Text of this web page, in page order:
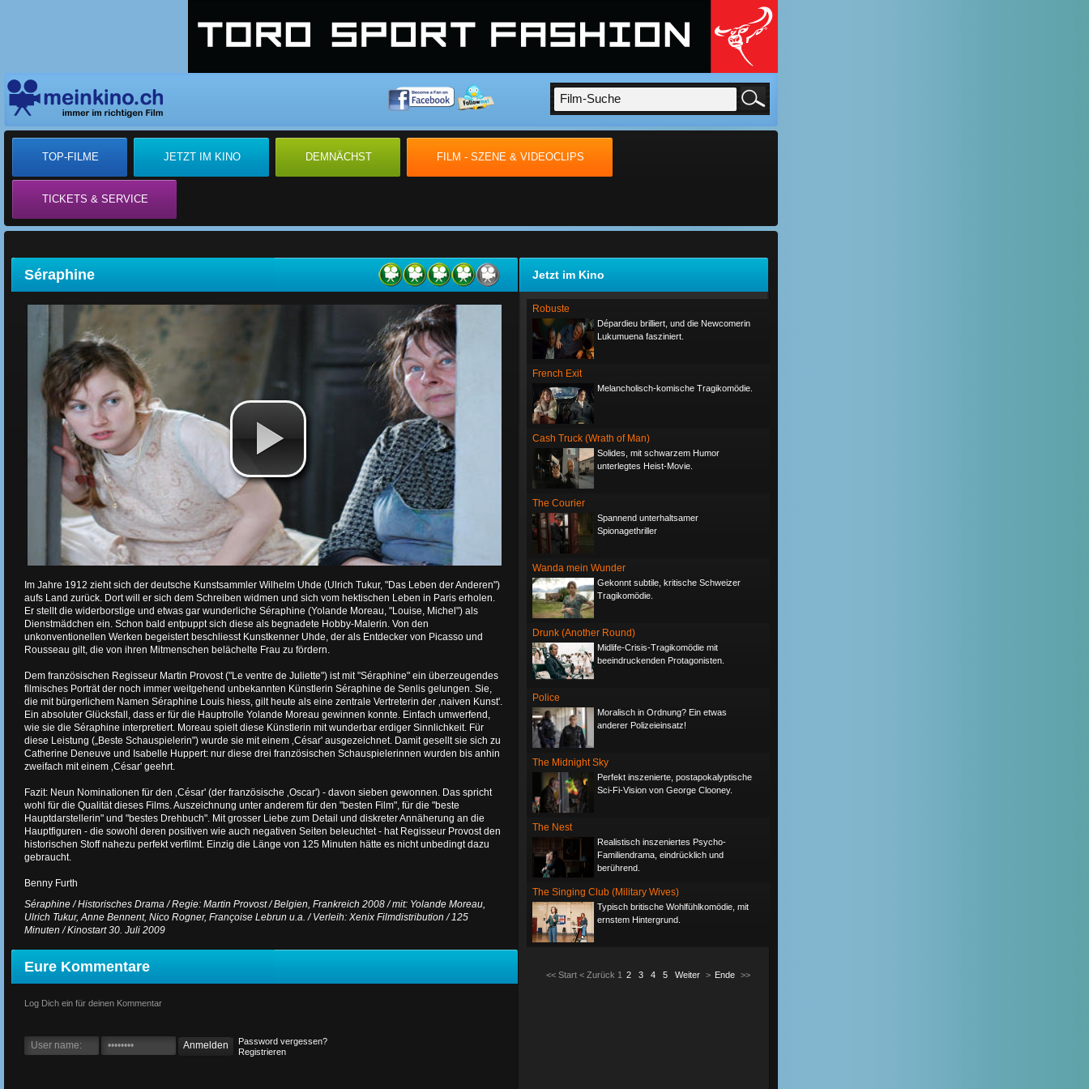
TOP-FILME JETZT IM KINO DEMNÄCHST FILM - SZENE & VIDEOCLIPS
TICKETS & SERVICE
Jetzt im Kino
Robuste
Dépardieu brilliert, und die Newcomerin
Lukumuena fasziniert.
French Exit
Melancholisch-komische Tragikomödie.
Cash Truck (Wrath of Man)
Solides, mit schwarzem Humor
unterlegtes Heist-Movie.
The Courier
Spannend unterhaltsamer
Spionagethriller
Wanda mein Wunder
Gekonnt subtile, kritische Schweizer
Tragikomödie.
Drunk (Another Round)
Midlife-Crisis-Tragikomödie mit
beeindruckenden Protagonisten.
Police
Moralisch in Ordnung? Ein etwas
anderer Polizeieinsatz!
The Midnight Sky
Perfekt inszenierte, postapokalyptische
Sci-Fi-Vision von George Clooney.
The Nest
Realistisch inszeniertes Psycho-
Familiendrama, eindrücklich und
berührend.
The Singing Club (Military Wives)
Typisch britische Wohlfühlkomödie, mit
ernstem Hintergrund.
<< Start < Zurück 1 2 3 4 5 Weiter > Ende >>
Séraphine
Im Jahre 1912 zieht sich der deutsche Kunstsammler Wilhelm Uhde (Ulrich Tukur, "Das Leben der Anderen")
aufs Land zurück. Dort will er sich dem Schreiben widmen und sich vom hektischen Leben in Paris erholen.
Er stellt die widerborstige und etwas gar wunderliche Séraphine (Yolande Moreau, "Louise, Michel") als
Dienstmädchen ein. Schon bald entpuppt sich diese als begnadete Hobby-Malerin. Von den
unkonventionellen Werken begeistert beschliesst Kunstkenner Uhde, der als Entdecker von Picasso und
Rousseau gilt, die von ihren Mitmenschen belächelte Frau zu fördern.
Dem französischen Regisseur Martin Provost ("Le ventre de Juliette") ist mit "Séraphine" ein überzeugendes
filmisches Porträt der noch immer weitgehend unbekannten Künstlerin Séraphine de Senlis gelungen. Sie,
die mit bürgerlichem Namen Séraphine Louis hiess, gilt heute als eine zentrale Vertreterin der ‚naiven Kunst'.
Ein absoluter Glücksfall, dass er für die Hauptrolle Yolande Moreau gewinnen konnte. Einfach umwerfend,
wie sie die Séraphine interpretiert. Moreau spielt diese Künstlerin mit wunderbar erdiger Sinnlichkeit. Für
diese Leistung („Beste Schauspielerin") wurde sie mit einem ‚César' ausgezeichnet. Damit gesellt sie sich zu
Catherine Deneuve und Isabelle Huppert: nur diese drei französischen Schauspielerinnen wurden bis anhin
zweifach mit einem ‚César' geehrt.
Fazit: Neun Nominationen für den ‚César' (der französische ‚Oscar') - davon sieben gewonnen. Das spricht
wohl für die Qualität dieses Films. Auszeichnung unter anderem für den "besten Film", für die "beste
Hauptdarstellerin" und "bestes Drehbuch". Mit grosser Liebe zum Detail und diskreter Annäherung an die
Hauptfiguren - die sowohl deren positiven wie auch negativen Seiten beleuchtet - hat Regisseur Provost den
historischen Stoff nahezu perfekt verfilmt. Einzig die Länge von 125 Minuten hätte es nicht unbedingt dazu
gebraucht.
Benny Furth
Séraphine / Historisches Drama / Regie: Martin Provost / Belgien, Frankreich 2008 / mit: Yolande Moreau,
Ulrich Tukur, Anne Bennent, Nico Rogner, Françoise Lebrun u.a. / Verleih: Xenix Filmdistribution / 125
Minuten / Kinostart 30. Juli 2009
Eure Kommentare
Log Dich ein für deinen Kommentar
Password vergessen?
Registrieren